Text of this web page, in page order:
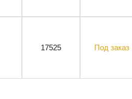
17525 Под заказ